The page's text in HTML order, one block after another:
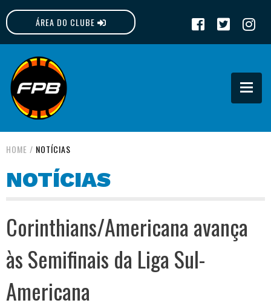
ÁREA DO CLUBE
FPB
HOME / NOTÍCIAS
NOTÍCIAS
Corinthians/Americana avança
às Semifinais da Liga Sul-
Americana